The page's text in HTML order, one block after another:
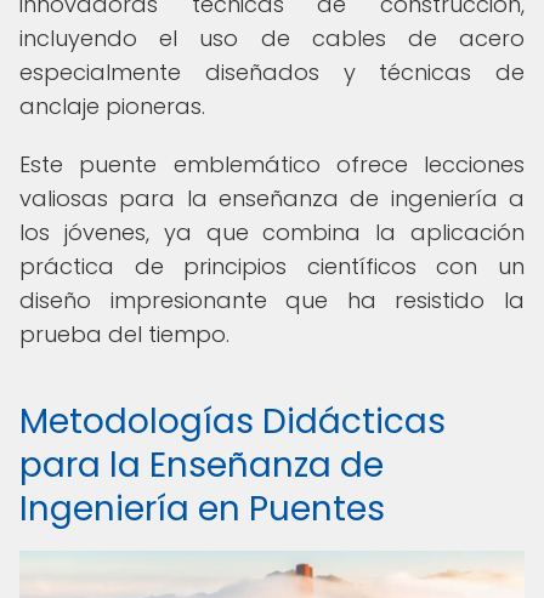
incluyendo el uso de cables de acero
especialmente diseñados y técnicas de
anclaje pioneras.
Este puente emblemático ofrece lecciones
valiosas para la enseñanza de ingeniería a
los jóvenes, ya que combina la aplicación
práctica de principios científicos con un
diseño impresionante que ha resistido la
prueba del tiempo.
Metodologías Didácticas
para la Enseñanza de
Ingeniería en Puentes